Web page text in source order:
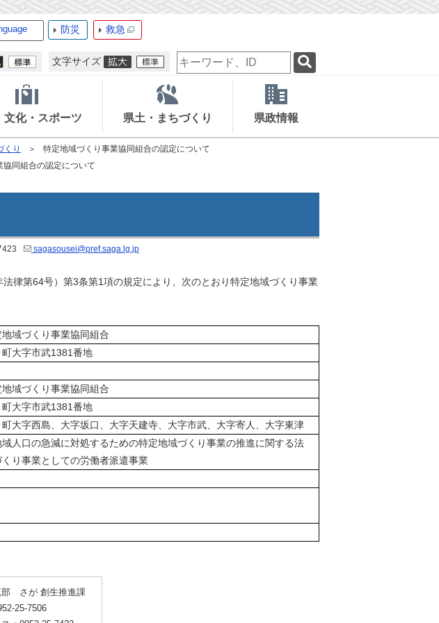
防災 救急
文字サイズ
検
索
ー
ー
ド
文化・スポーツ 県土・まちづくり 県政情報
くり
特定地域づくり事業協同組合の認定について
協同組合の認定について
sagasousei@pref.saga.lg.jp
律第64号）第3条第1項の規定により、次のとおり特定地域づくり事業
域づくり事業協同組合
大字市武1381番地
域づくり事業協同組合
大字市武1381番地
大字西島、大字坂口、大字天建寺、大字市武、大字寄人、大字東津
人口の急減に対処するための特定地域づくり事業の推進に関する法
り事業としての労働者派遣事業
部 さが 創生推進課
25-7506